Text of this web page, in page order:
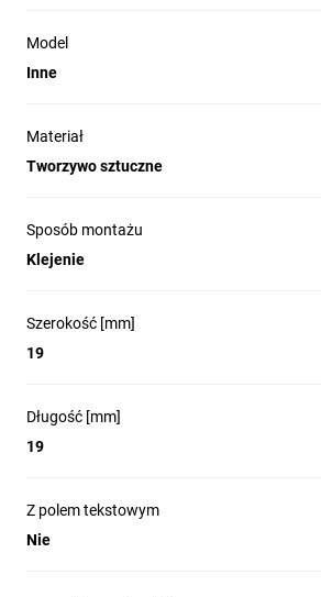
Model
Inne
Materiał
Tworzywo sztuczne
Sposób montażu
Klejenie
Szerokość [mm]
19
Długość [mm]
19
Z polem tekstowym
Nie